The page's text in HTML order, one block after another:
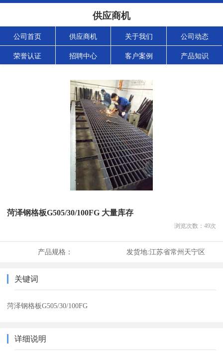
供应商机
公司首页 供应商机 关于我们 公司动态
荣誉认证 招聘中心 客户案例 产品知识
菏泽钢格板G505/30/100FG 大量库存
浏览次数： 49次
产品规格： 发货地:江苏省常州天宁区
关键词
菏泽钢格板G505/30/100FG
详细说明